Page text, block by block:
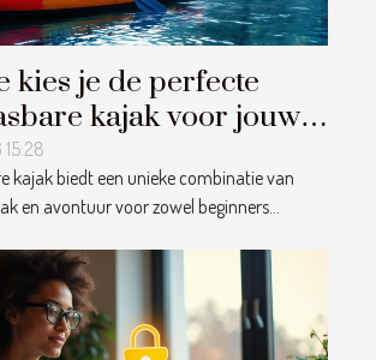
kies je de perfecte
kajak voor jouw
avonturen?
kajak biedt een unieke combinatie van
en avontuur voor zowel beginners...